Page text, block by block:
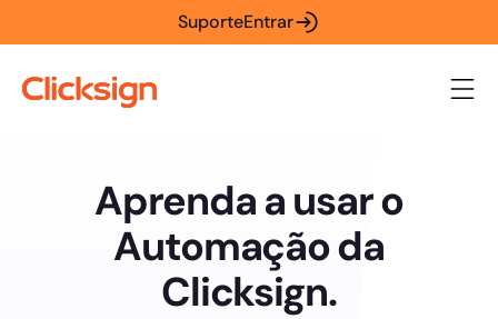
SuporteEntrar
Aprenda a usar o
Automação da
Clicksign.